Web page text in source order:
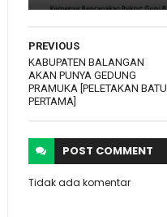
PREVIOUS
KABUPATEN BALANGAN
AKAN PUNYA GEDUNG
PRAMUKA [PELETAKAN BATU
PERTAMA]
POST COMMENT
Tidak ada komentar